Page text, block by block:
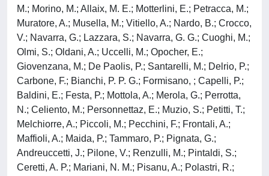
M.; Morino, M.; Allaix, M. E.; Motterlini, E.; Petracca, M.;
Muratore, A.; Musella, M.; Vitiello, A.; Nardo, B.; Crocco,
V.; Navarra, G.; Lazzara, S.; Navarra, G. G.; Cuoghi, M.;
Olmi, S.; Oldani, A.; Uccelli, M.; Opocher, E.;
Giovenzana, M.; De Paolis, P.; Santarelli, M.; Delrio, P.;
Carbone, F.; Bianchi, P. P. G.; Formisano, ; Capelli, P.;
Baldini, E.; Festa, P.; Mottola, A.; Merola, G.; Perrotta,
N.; Celiento, M.; Personnettaz, E.; Muzio, S.; Petitti, T.;
Melchiorre, A.; Piccoli, M.; Pecchini, F.; Frontali, A.;
Maffioli, A.; Maida, P.; Tammaro, P.; Pignata, G.;
Andreuccetti, J.; Pilone, V.; Renzulli, M.; Pintaldi, S.;
Ceretti, A. P.; Mariani, N. M.; Pisanu, A.; Polastri, R.;